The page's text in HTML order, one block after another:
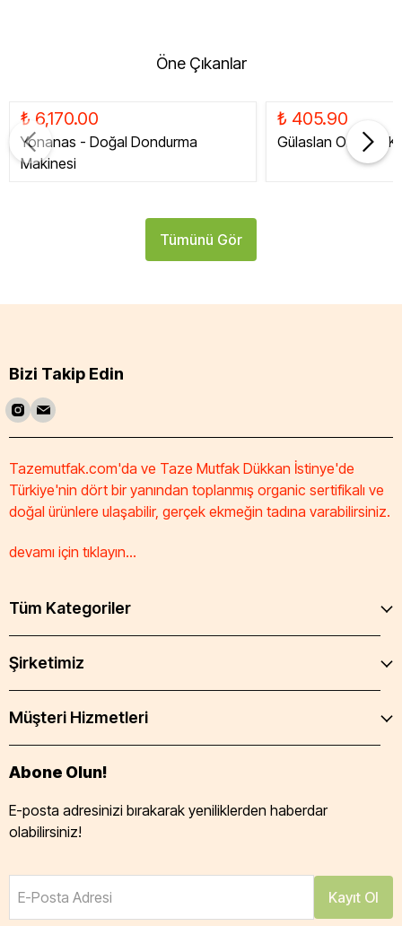
Öne Çıkanlar
₺ 6,170.00
Yonanas - Doğal Dondurma
Makinesi
₺ 405.90
Gülaslan Organik
Tümünü Gör
Bizi Takip Edin
Tazemutfak.com'da ve Taze Mutfak Dükkan İstinye'de
Türkiye'nin dört bir yanından toplanmış organic sertifikalı ve
doğal ürünlere ulaşabilir, gerçek ekmeğin tadına varabilirsiniz.
devamı için tıklayın...
Tüm Kategoriler
Şirketimiz
Müşteri Hizmetleri
Abone Olun!
E-posta adresinizi bırakarak yeniliklerden haberdar
olabilirsiniz!
E-Posta Adresi Kayıt Ol